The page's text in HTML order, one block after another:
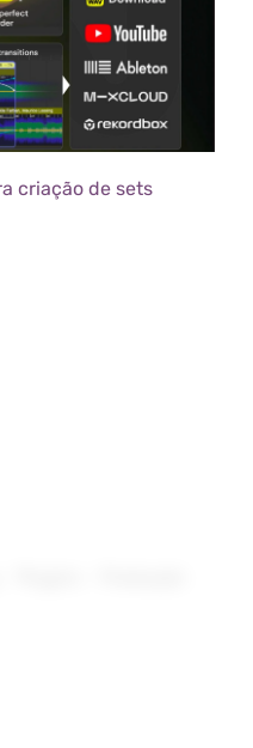
criação de sets